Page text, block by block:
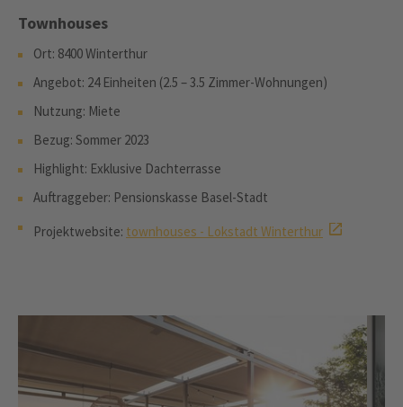
Townhouses
Ort: 8400 Winterthur
Angebot: 24 Einheiten (2.5 – 3.5 Zimmer-Wohnungen)
Nutzung: Miete
Bezug: Sommer 2023
Highlight: Exklusive Dachterrasse
Auftraggeber: Pensionskasse Basel-Stadt
Projektwebsite: townhouses - Lokstadt Winterthur